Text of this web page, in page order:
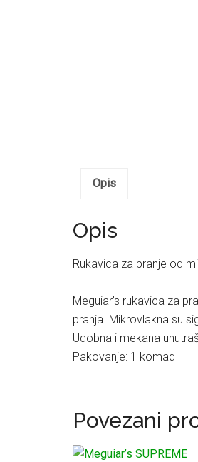
Opis
Opis
Rukavica za pranje od
Meguiar’s rukavica za
pranja. Mikrovlakna su
Udobna i mekana
Pakovanje: 1 komad
Povezani